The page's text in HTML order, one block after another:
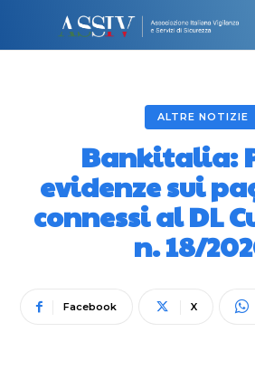
ALTRE NOTIZIE
Bankitalia:
evidenze sui
connessi al DL
n. 18/
Facebook X